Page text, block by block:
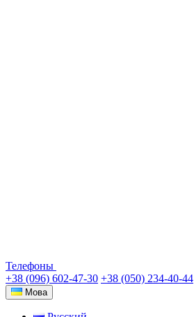
Телефоны
+38 (096) 602-47-30 +38 (050) 234-40-44
Мова